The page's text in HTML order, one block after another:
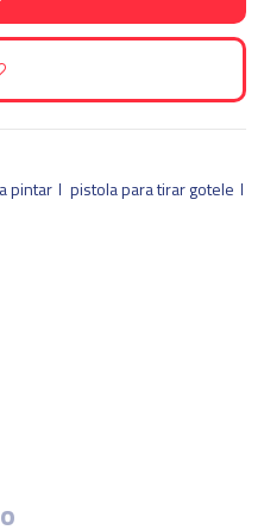
pintar
pistola para tirar gotele